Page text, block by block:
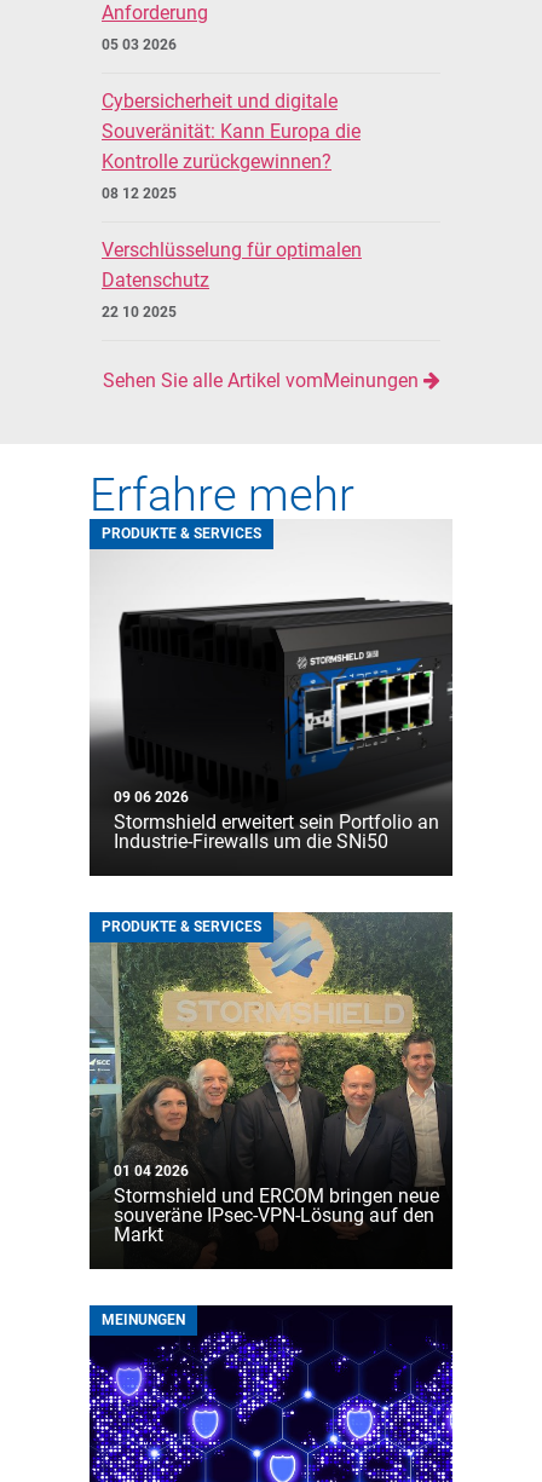
Anforderung
05 03 2026
Cybersicherheit und digitale
Souveränität: Kann Europa die
Kontrolle zurückgewinnen?
08 12 2025
Verschlüsselung für optimalen
Datenschutz
22 10 2025
Sehen Sie alle Artikel vomMeinungen
Erfahre mehr
PRODUKTE & SERVICES
09 06 2026
Stormshield erweitert sein Portfolio an
Industrie-Firewalls um die SNi50
PRODUKTE & SERVICES
01 04 2026
Stormshield und ERCOM bringen neue
souveräne IPsec-VPN-Lösung auf den
Markt
MEINUNGEN